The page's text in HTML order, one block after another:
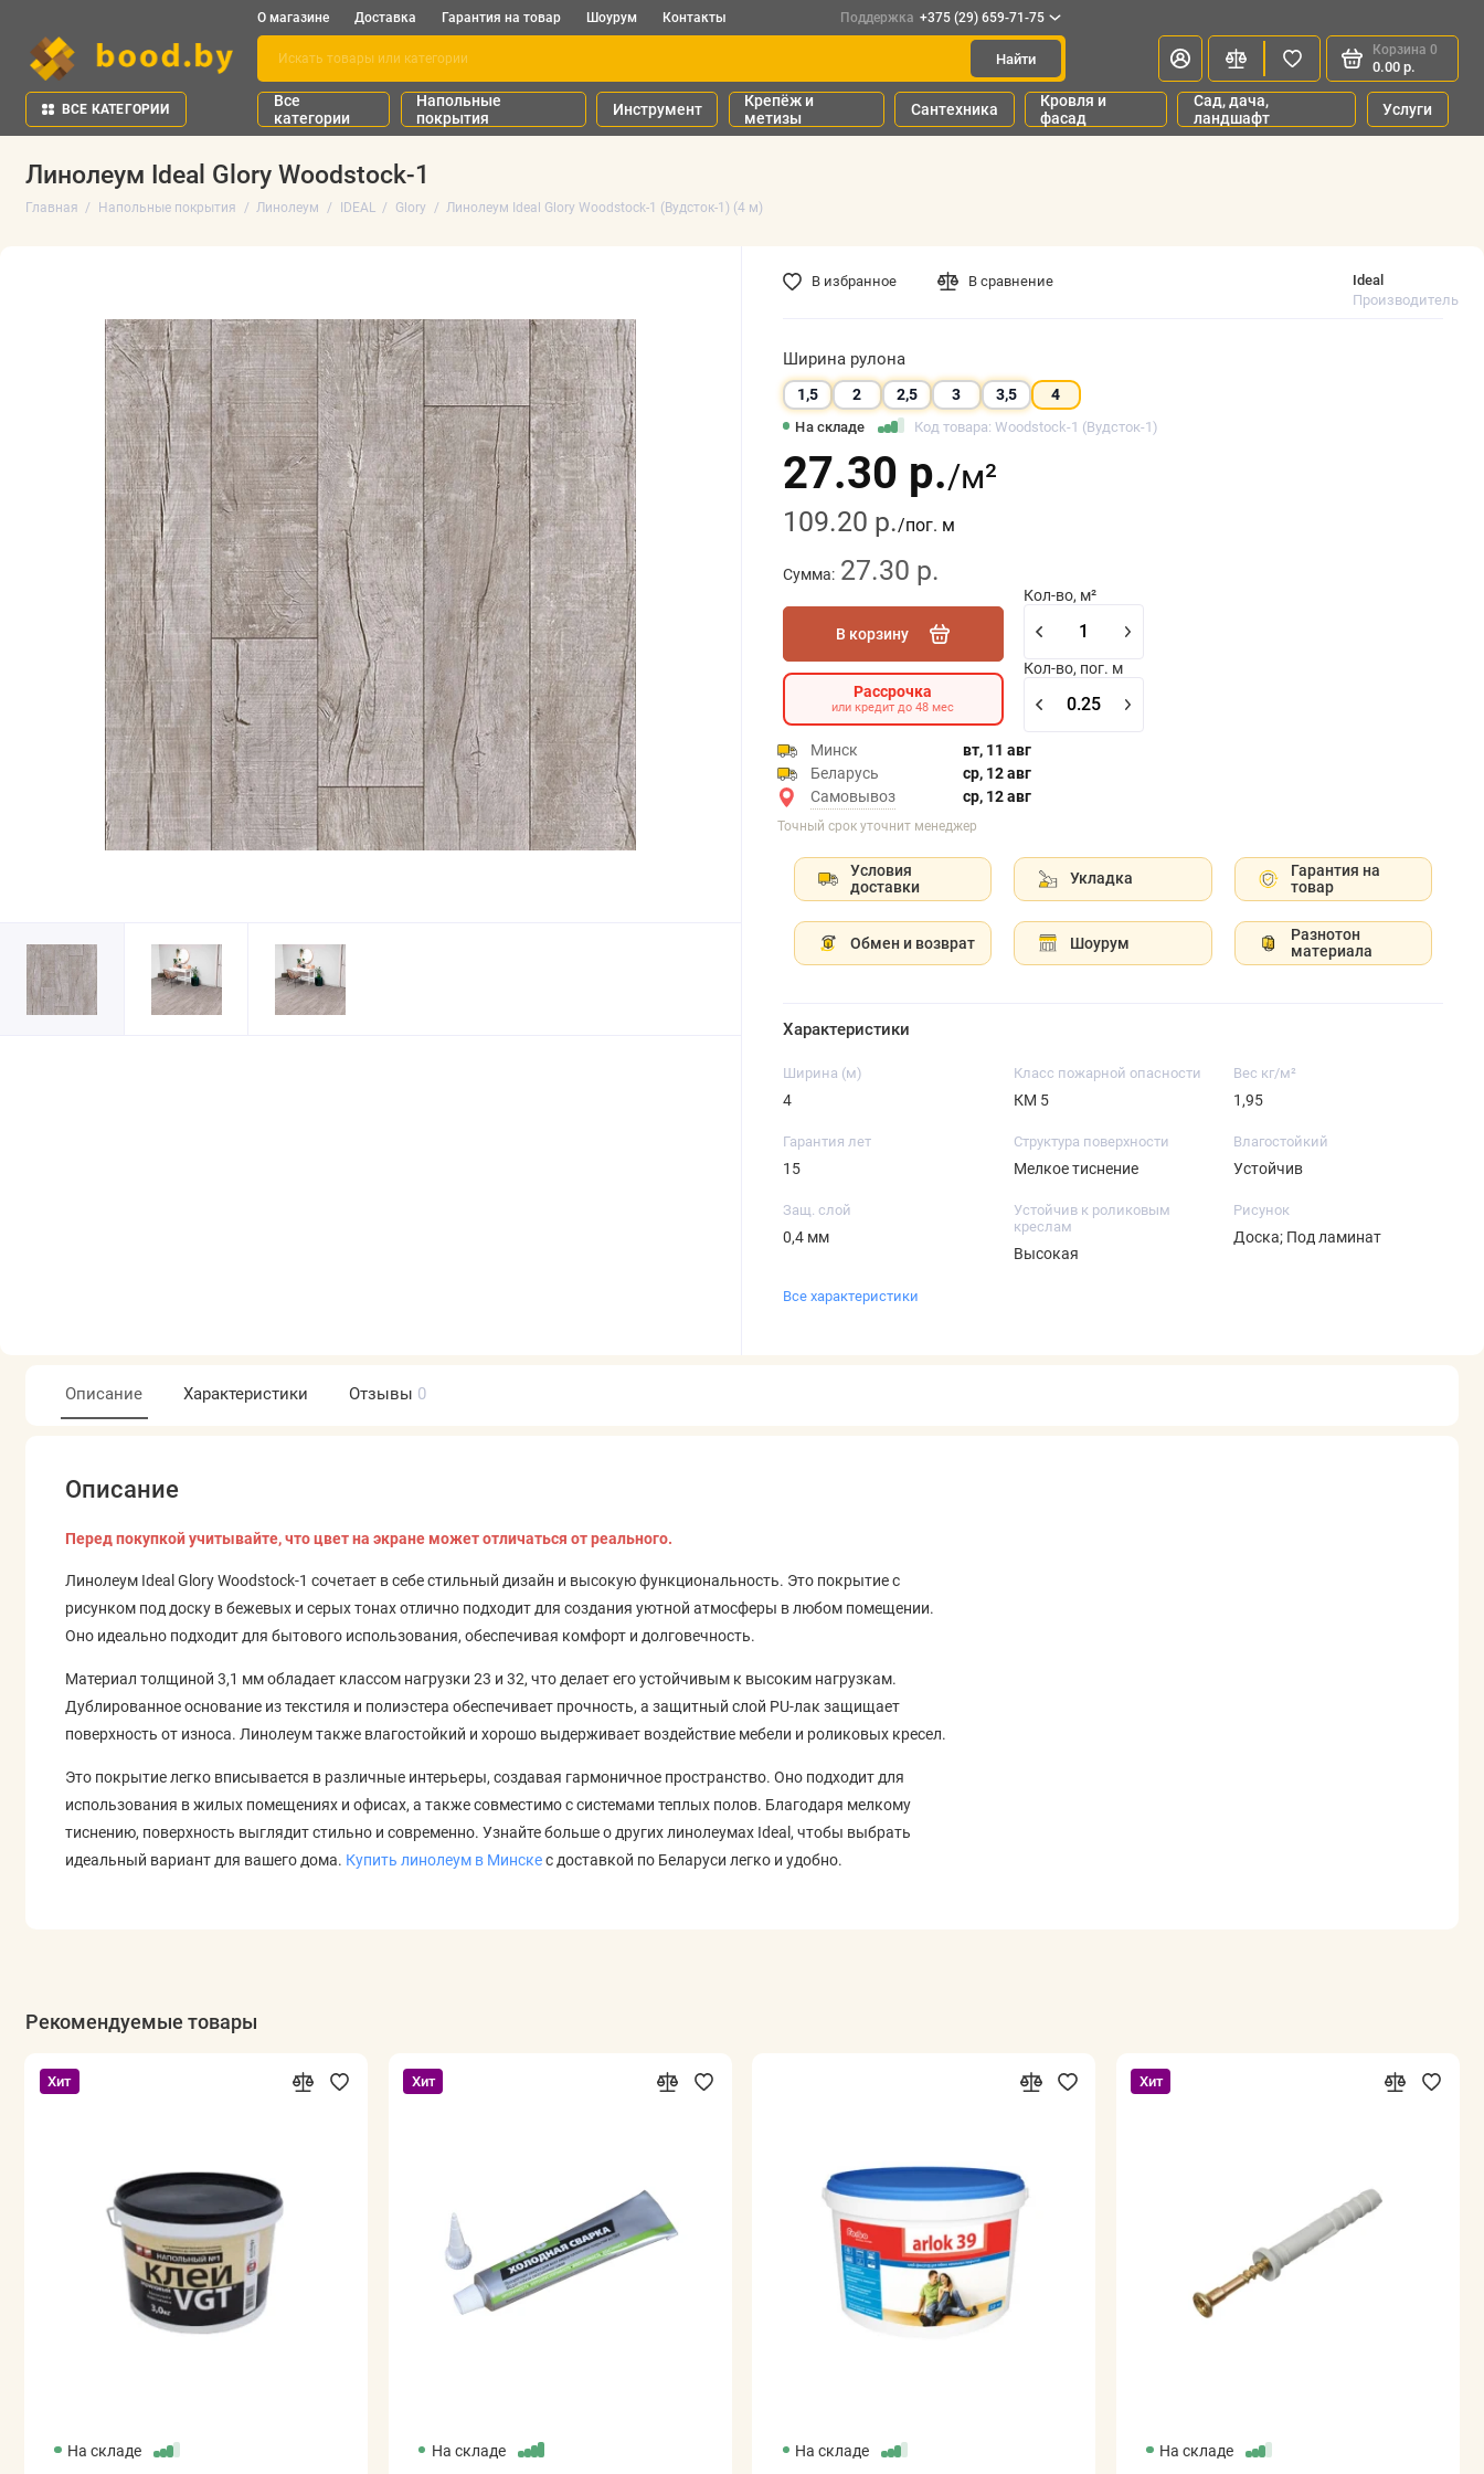
О магазине Доставка Гарантия на товар Шоурум Контакты Поддержка +375 (29) 659-71-75
Найти
Корзина 0
0.00 р.
ВСЕ КАТЕГОРИИ
Все
категории
Напольные
покрытия
Инструмент
Крепёж и
метизы
Сантехника
Кровля и
фасад
Сад, дача,
ландшафт
Услуги
Линолеум Ideal Glory Woodstock-1
Главная Напольные покрытия Линолеум IDEAL Glory Линолеум Ideal Glory Woodstock-1 (Вудсток-1) (4 м)
На складе Код товара: Woodstock-1 (Вудсток-1)
Ideal
Производитель
27.30 р./м²
109.20 р./пог. м
Сумма: 27.30 р.
В корзину
Рассрочка
или кредит до 48 мес
Кол-во, м²
Кол-во, пог. м
Минск
вт, 11 авг
Беларусь
ср, 12 авг
Самовывоз
ср, 12 авг
Точный срок уточнит менеджер
Условия
доставки
Укладка
Гарантия на
товар
Обмен и возврат Шоурум
Разнотон
материала
В избранное В сравнение
Ширина рулона
1,5 2 2,5 3 3,5 4
Характеристики
Ширина (м)
4
Класс пожарной опасности
КМ 5
Вес кг/м²
1,95
Гарантия лет
15
Структура поверхности
Мелкое тиснение
Влагостойкий
Устойчив
Защ. слой
0,4 мм
Устойчив к роликовым
креслам
Высокая
Рисунок
Доска; Под ламинат
Все характеристики
Описание Характеристики Отзывы 0
Описание
Перед покупкой учитывайте, что цвет на экране может отличаться от реального.
Линолеум Ideal Glory Woodstock-1 сочетает в себе стильный дизайн и высокую функциональность. Это покрытие с
рисунком под доску в бежевых и серых тонах отлично подходит для создания уютной атмосферы в любом помещении.
Оно идеально подходит для бытового использования, обеспечивая комфорт и долговечность.
Материал толщиной 3,1 мм обладает классом нагрузки 23 и 32, что делает его устойчивым к высоким нагрузкам.
Дублированное основание из текстиля и полиэстера обеспечивает прочность, а защитный слой PU-лак защищает
поверхность от износа. Линолеум также влагостойкий и хорошо выдерживает воздействие мебели и роликовых кресел.
Это покрытие легко вписывается в различные интерьеры, создавая гармоничное пространство. Оно подходит для
использования в жилых помещениях и офисах, а также совместимо с системами теплых полов. Благодаря мелкому
тиснению, поверхность выглядит стильно и современно. Узнайте больше о других линолеумах Ideal, чтобы выбрать
идеальный вариант для вашего дома. Купить линолеум в Минскес доставкой по Беларуси легко и удобно.
Рекомендуемые товары
Хит
На складе
Хит
На складе На складе
Хит
На складе